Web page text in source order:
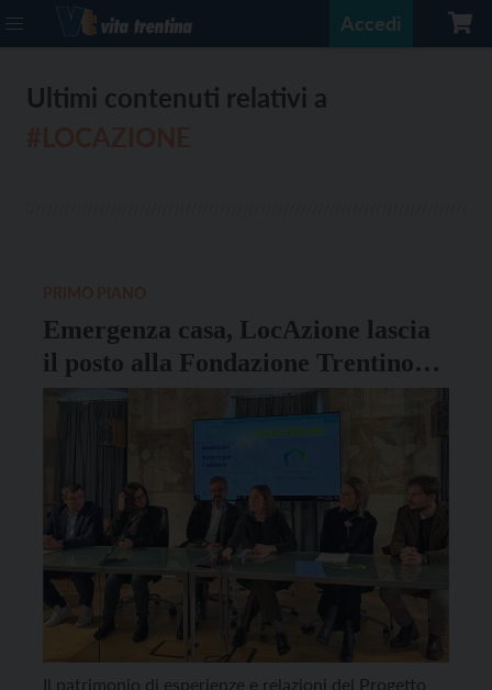
Accedi
Ultimi contenuti relativi a
Emergenza casa, LocAzione lascia
il posto alla Fondazione Trentino
Abitare
Il patrimonio di esperienze e relazioni del Progetto